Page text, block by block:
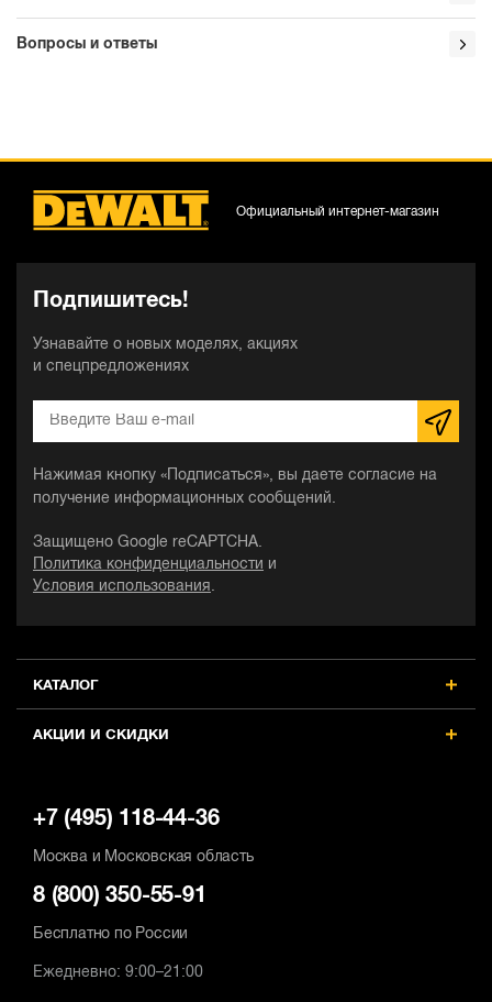
Вопросы и ответы
КАТАЛОГ
АКЦИИ И СКИДКИ
Подпишитесь!
Узнавайте о новых моделях, акциях
и спецпредложениях
Нажимая кнопку «Подписаться», вы даете согласие на
получение информационных сообщений.
Защищено Google reCAPTCHA.
Политика конфиденциальности
и
Условия использования .
Официальный интернет-магазин
+7 (495) 118-44-36
Москва и Московская область
8 (800) 350-55-91
Бесплатно по России
Ежедневно: 9:00–21:00